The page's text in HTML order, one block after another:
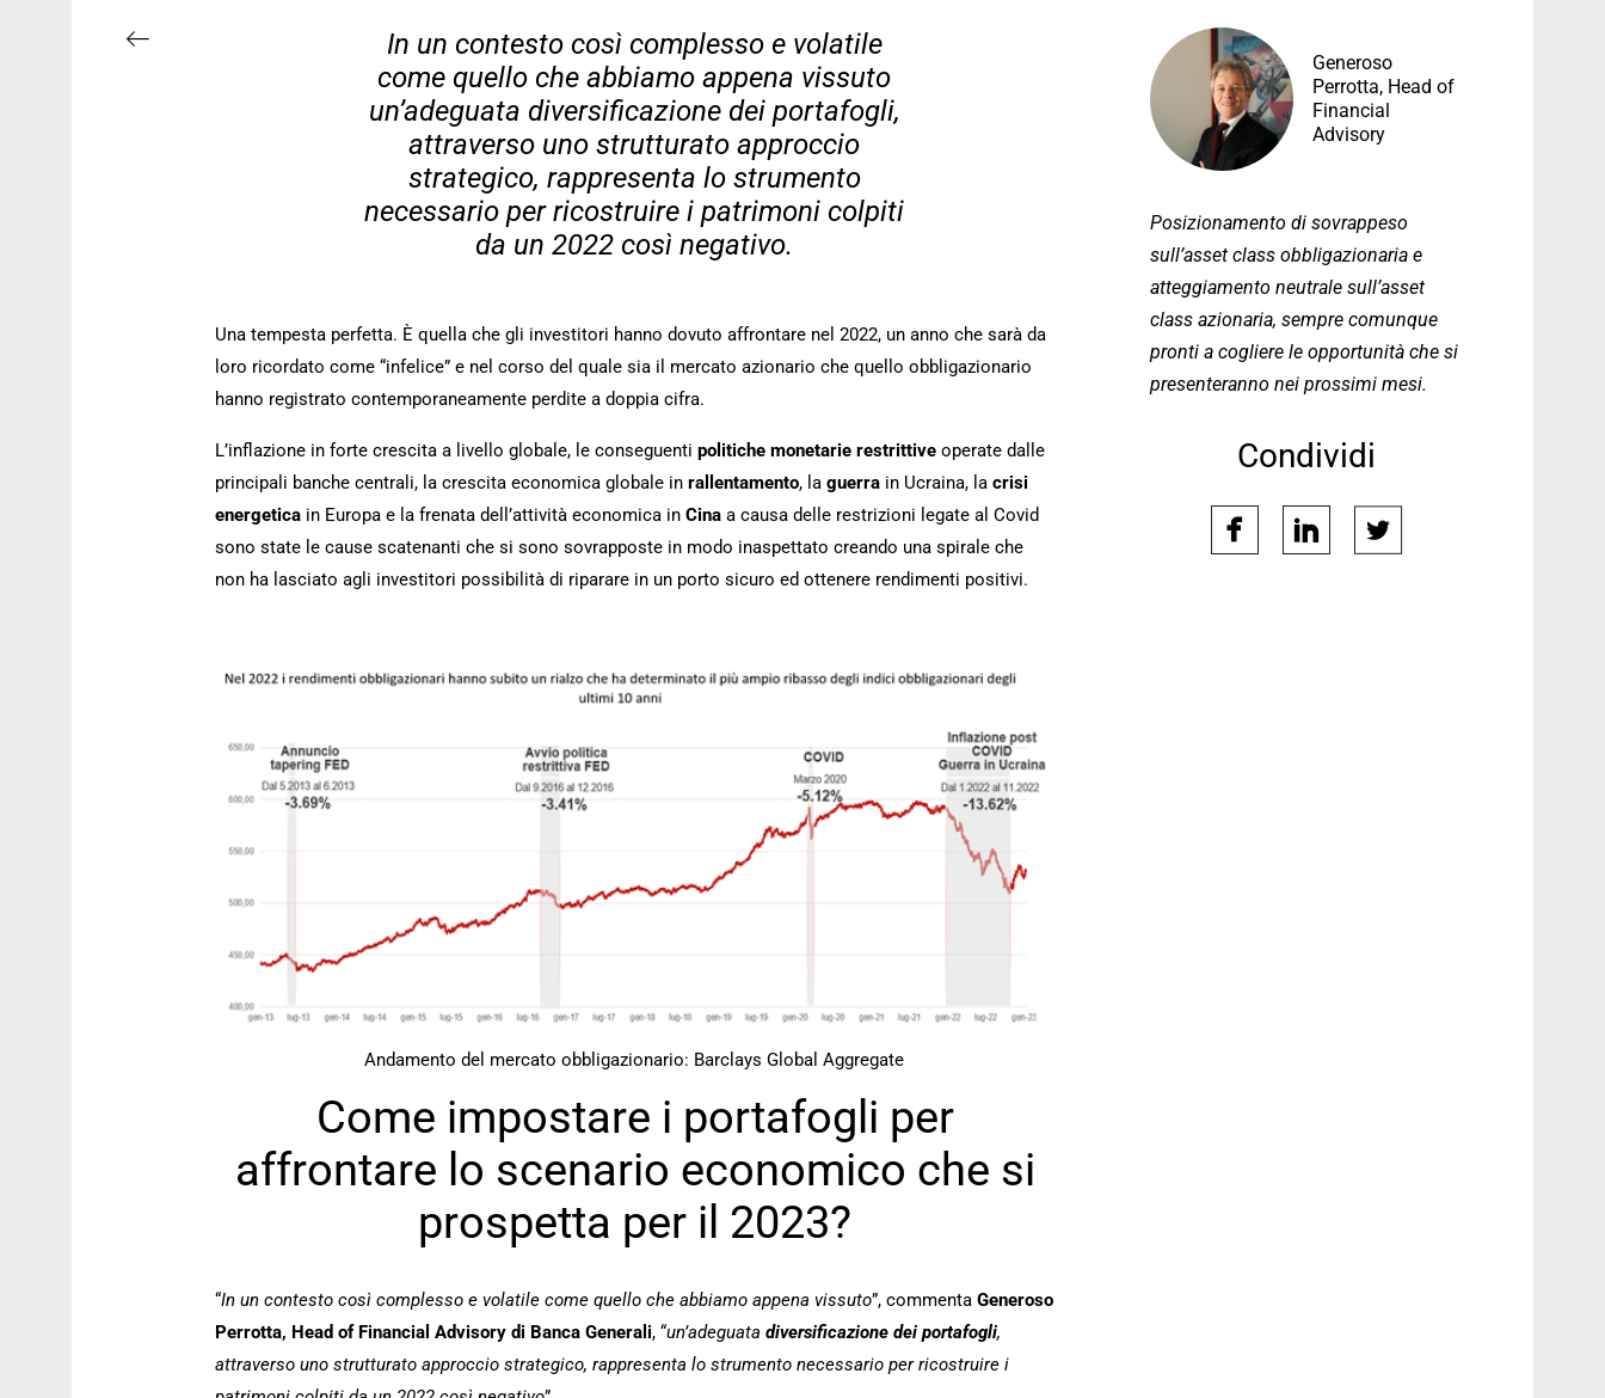
In un contesto così complesso e volatile
come quello che abbiamo appena vissuto
un’adeguata diversificazione dei portafogli,
attraverso uno strutturato approccio
strategico, rappresenta lo strumento
necessario per ricostruire i patrimoni colpiti
da un 2022 così negativo.
Una tempesta perfetta. È quella che gli investitori hanno dovuto affrontare nel 2022, un anno che sarà da
loro ricordato come “infelice” e nel corso del quale sia il mercato azionario che quello obbligazionario
hanno registrato contemporaneamente perdite a doppia cifra.
L’inflazione in forte crescita a livello globale, le conseguenti politiche monetarie restrittive operate dalle
principali banche centrali, la crescita economica globale in rallentamento, la guerra in Ucraina, la crisi
energetica in Europa e la frenata dell’attività economica in Cina a causa delle restrizioni legate al Covid
sono state le cause scatenanti che si sono sovrapposte in modo inaspettato creando una spirale che
non ha lasciato agli investitori possibilità di riparare in un porto sicuro ed ottenere rendimenti positivi.
Andamento del mercato obbligazionario: Barclays Global Aggregate
Come impostare i portafogli per
affrontare lo scenario economico che si
prospetta per il 2023?
“In un contesto così complesso e volatile come quello che abbiamo appena vissuto”, commenta Generoso
Perrotta, Head of Financial Advisory di Banca Generali, “un’adeguata diversificazione dei portafogli,
attraverso uno strutturato approccio strategico, rappresenta lo strumento necessario per ricostruire i
Generoso
Perrotta, Head of
Financial
Advisory
Posizionamento di sovrappeso
sull’asset class obbligazionaria e
atteggiamento neutrale sull’asset
class azionaria, sempre comunque
pronti a cogliere le opportunità che si
presenteranno nei prossimi mesi.
Condividi
facebooklinkedin